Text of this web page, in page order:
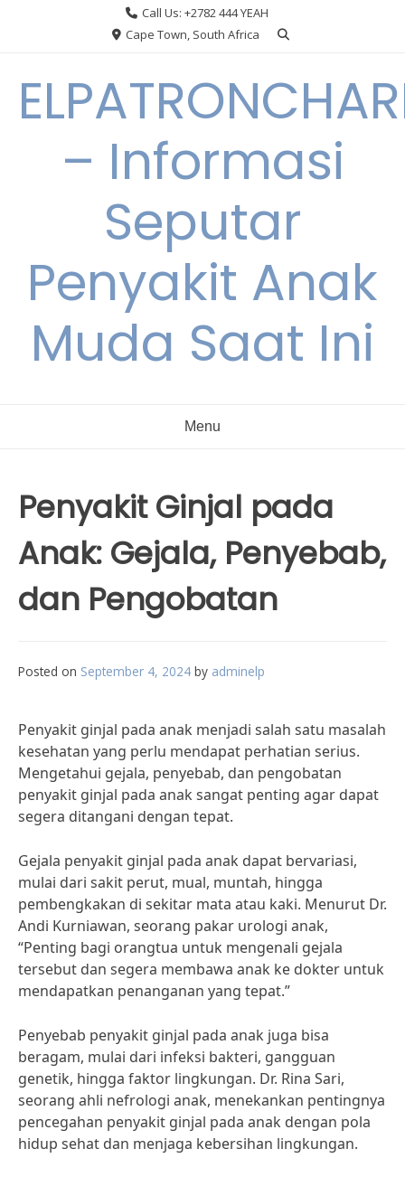
Call Us: +2782 444 YEAH
Cape Town, South Africa
– Informasi
Seputar
Penyakit Anak
Muda Saat Ini
Menu
Penyakit Ginjal pada
Anak: Gejala, Penyebab,
dan Pengobatan
Posted on September 4, 2024 by adminelp
Penyakit ginjal pada anak menjadi salah satu masalah
kesehatan yang perlu mendapat perhatian serius.
Mengetahui gejala, penyebab, dan pengobatan
penyakit ginjal pada anak sangat penting agar dapat
segera ditangani dengan tepat.
Gejala penyakit ginjal pada anak dapat bervariasi,
mulai dari sakit perut, mual, muntah, hingga
pembengkakan di sekitar mata atau kaki. Menurut Dr.
Andi Kurniawan, seorang pakar urologi anak,
“Penting bagi orangtua untuk mengenali gejala
tersebut dan segera membawa anak ke dokter untuk
mendapatkan penanganan yang tepat.”
Penyebab penyakit ginjal pada anak juga bisa
beragam, mulai dari infeksi bakteri, gangguan
genetik, hingga faktor lingkungan. Dr. Rina Sari,
seorang ahli nefrologi anak, menekankan pentingnya
pencegahan penyakit ginjal pada anak dengan pola
hidup sehat dan menjaga kebersihan lingkungan.